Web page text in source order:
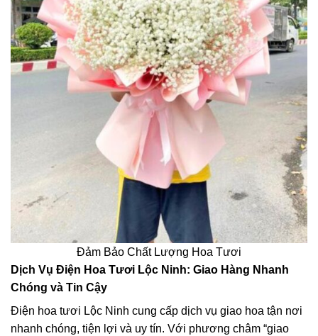
Đảm Bảo Chất Lượng Hoa Tươi
Dịch Vụ Điện Hoa Tươi Lộc Ninh: Giao Hàng Nhanh
Chóng và Tin Cậy
Điện hoa tươi Lộc Ninh cung cấp dịch vụ giao hoa tận nơi
nhanh chóng, tiện lợi và uy tín. Với phương châm “giao